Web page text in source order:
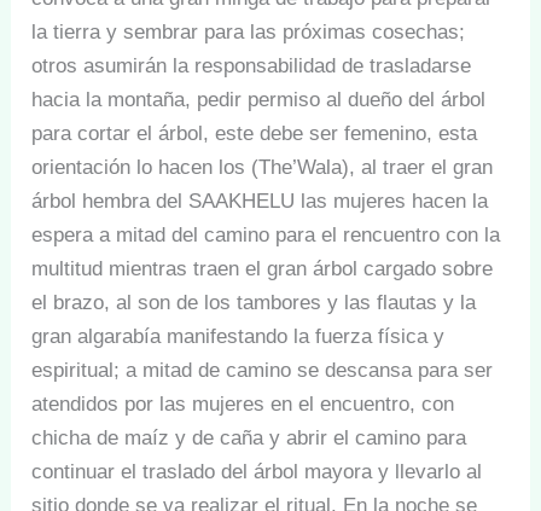
la tierra y sembrar para las próximas cosechas;
otros asumirán la responsabilidad de trasladarse
hacia la montaña, pedir permiso al dueño del árbol
para cortar el árbol, este debe ser femenino, esta
orientación lo hacen los (The’Wala), al traer el gran
árbol hembra del SAAKHELU las mujeres hacen la
espera a mitad del camino para el rencuentro con la
multitud mientras traen el gran árbol cargado sobre
el brazo, al son de los tambores y las flautas y la
gran algarabía manifestando la fuerza física y
espiritual; a mitad de camino se descansa para ser
atendidos por las mujeres en el encuentro, con
chicha de maíz y de caña y abrir el camino para
continuar el traslado del árbol mayora y llevarlo al
sitio donde se va realizar el ritual. En la noche se